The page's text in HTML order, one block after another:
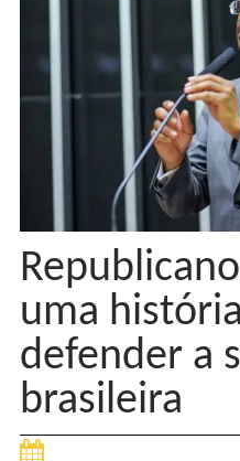
uma
defender a
brasileira